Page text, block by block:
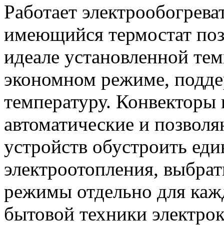
Работает
имеющийся термостат
идеале установленной
экономном режиме,
температуру.
автоматические и
устройств обустроить
электроотопления,
режимы отдельно для
бытовой техники